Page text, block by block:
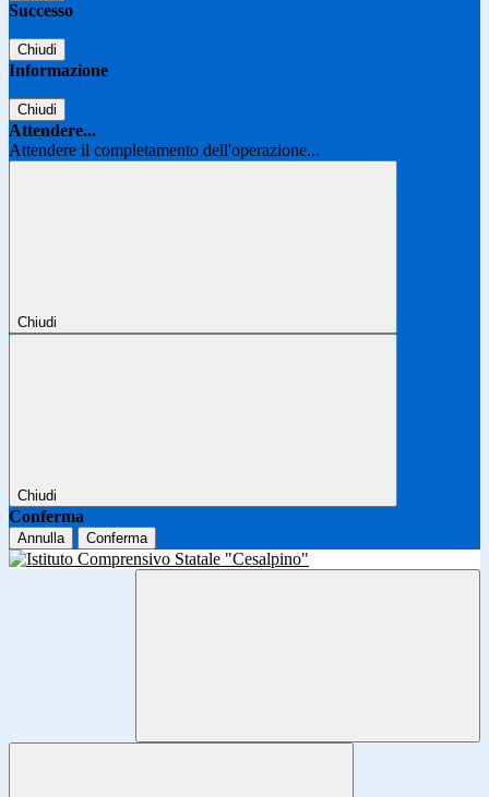
Successo
Chiudi
Informazione
Chiudi
Attendere...
Attendere il completamento dell'operazione...
Chiudi
Chiudi
Conferma
Annulla Conferma